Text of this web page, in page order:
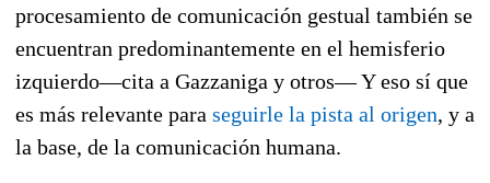
procesamiento de comunicación gestual también se
encuentran predominantemente en el hemisferio
izquierdo—cita a Gazzaniga y otros— Y eso sí que
es más relevante para seguirle la pista al origen, y a
la base, de la comunicación humana.